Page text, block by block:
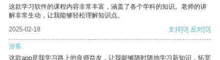
这款学习软件的课程内容非常丰富，涵盖了各个学科的知识。老师的讲
解非常生动，让我能够轻松理解知识点。
2025-02-18
支持[0] 反对[0]
游客
这款app是我学习路上的良师益友，让我能够随时随地学习新知识，拓宽